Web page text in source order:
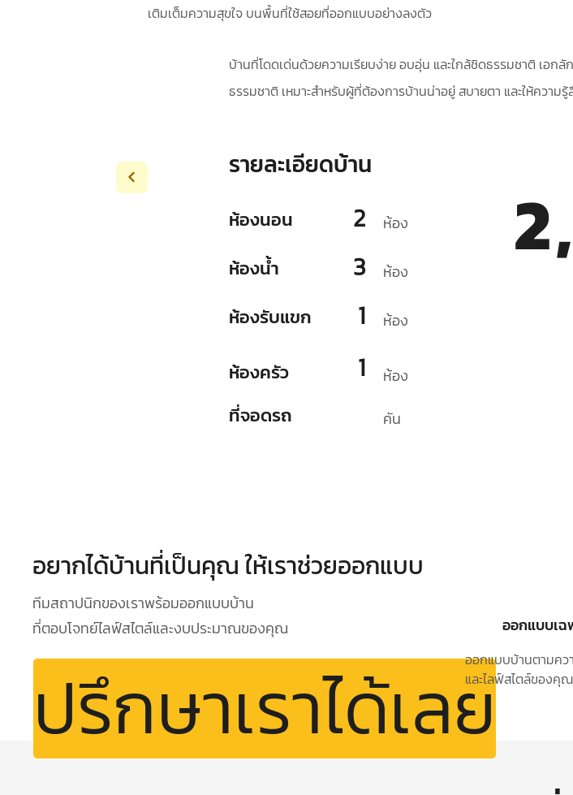
เติมเต็มความสุขใจ บนพื้นที่ใช้สอยที่ออกแบบอย่างลงตัว
บ้านที่โดดเด่นด้วยความเรียบง่าย อบอุ่น และใกล้ชิดธรรมชาติ เอ
ธรรมชาติ เหมาะสำหรับผู้ที่ต้องการบ้านน่าอยู่ สบายตา และให้ความ
รายละเอียดบ้าน
ห้องนอน 2 ห้อง
ห้องน้ำ 3 ห้อง
ห้องรับแขก 1 ห้อง
ห้องครัว 1 ห้อง
ที่จอดรถ คัน
อยากได้บ้านที่เป็นคุณ ให้เราช่วยออกแบบ
ทีมสถาปนิกของเราพร้อมออกแบบบ้าน
ที่ตอบโจทย์ไลฟ์สไตล์และงบประมาณของคุณ
ปรึกษาเราได้เลย
ออกแบบเ
ออกแบบบ้านตามคว
และไลฟ์สไตล์ของคุณ